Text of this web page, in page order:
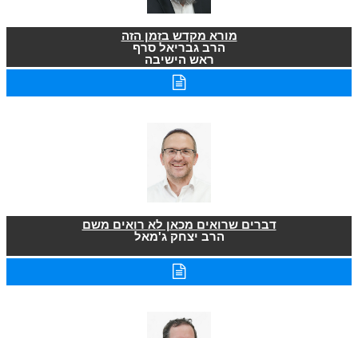
מורא מקדש בזמן הזה
הרב גבריאל סרף
ראש הישיבה
דברים שרואים מכאן לא רואים משם
הרב יצחק ג'מאל